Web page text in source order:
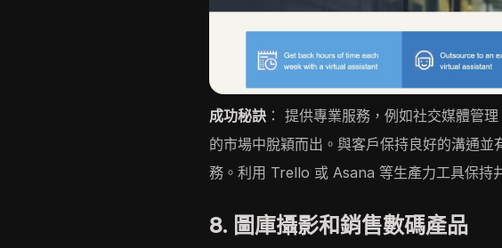
成功秘訣 ： 提供專業服務，例如社交媒體管
的市場中脫穎而出。與客戶保持良好的溝通
務。利用 Trello 或 Asana 等生產力工具保持
8. 圖庫攝影和銷售數碼產品